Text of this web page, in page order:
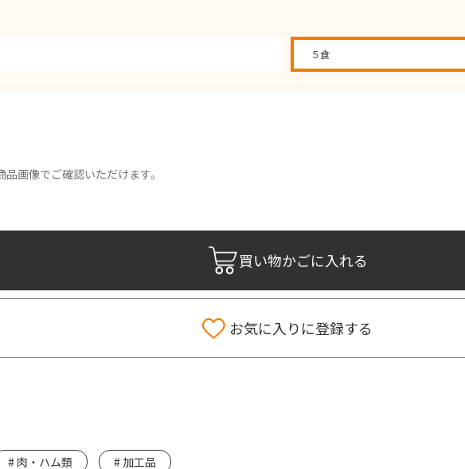
５食
画像でご確認いただけます。
買い物かごに入れる
お気に入りに登録する
肉・ハム類 加工品